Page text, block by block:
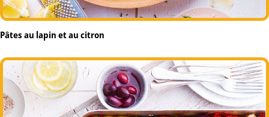
Pâtes au lapin et au citron